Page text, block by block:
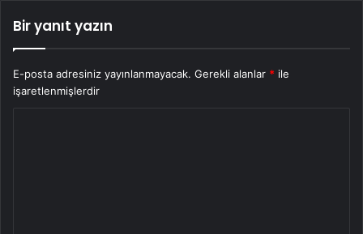
Bir yanıt yazın
E-posta adresiniz yayınlanmayacak. Gerekli alanlar * ile
işaretlenmişlerdir